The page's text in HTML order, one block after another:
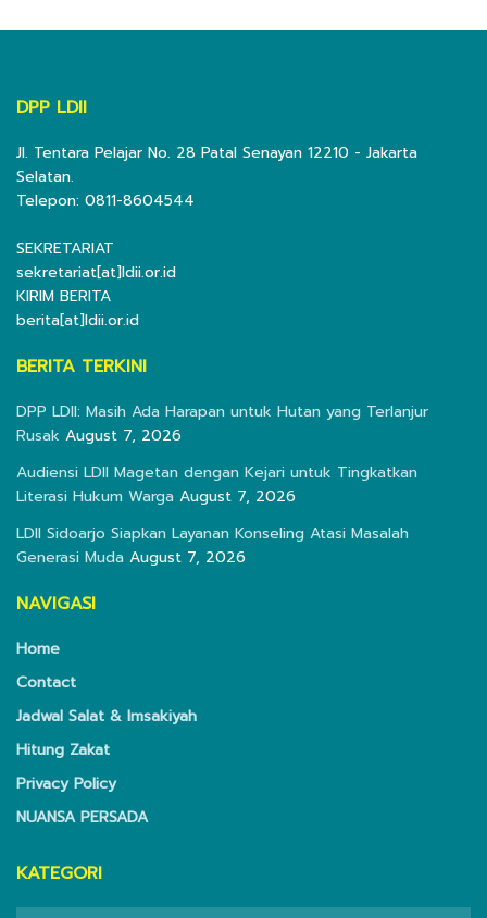
DPP LDII
Jl. Tentara Pelajar No. 28 Patal Senayan 12210 - Jakarta
Selatan.
Telepon: 0811-8604544
SEKRETARIAT
sekretariat[at]ldii.or.id
KIRIM BERITA
berita[at]ldii.or.id
BERITA TERKINI
DPP LDII: Masih Ada Harapan untuk Hutan yang Terlanjur
Rusak August 7, 2026
Audiensi LDII Magetan dengan Kejari untuk Tingkatkan
Literasi Hukum Warga August 7, 2026
LDII Sidoarjo Siapkan Layanan Konseling Atasi Masalah
Generasi Muda August 7, 2026
NAVIGASI
Home
Contact
Jadwal Salat & Imsakiyah
Hitung Zakat
Privacy Policy
NUANSA PERSADA
KATEGORI